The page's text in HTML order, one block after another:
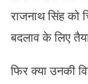
राजनाथ सिंह को
बदलाव के लिए
फिर क्या उनकी